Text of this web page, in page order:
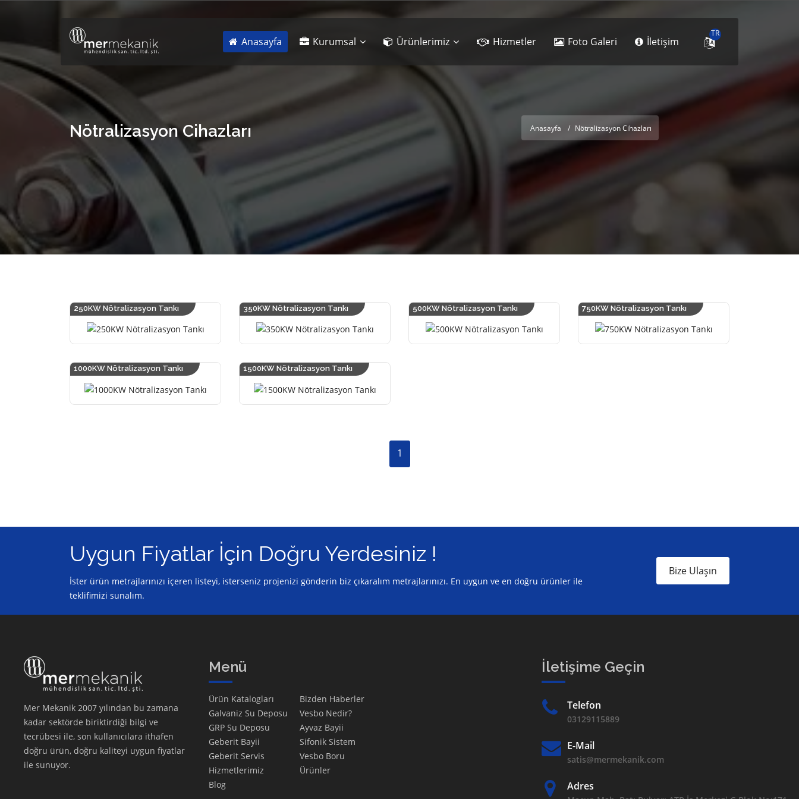
Anasayfa Kurumsal Ürünlerimiz Hizmetler Foto Galeri İletişim
TR
Nötralizasyon Cihazları Anasayfa Nötralizasyon Cihazları
250KW Nötralizasyon Tankı 350KW Nötralizasyon Tankı 500KW Nötralizasyon Tankı 750KW Nötralizasyon Tankı
1000KW Nötralizasyon Tankı 1500KW Nötralizasyon Tankı
1
Uygun Fiyatlar İçin Doğru Yerdesiniz !
İster ürün metrajlarınızı içeren listeyi, isterseniz projenizi gönderin biz çıkaralım metrajlarınızı. En uygun ve en doğru ürünler ile
teklifimizi sunalım.
Bize Ulaşın
Mer Mekanik 2007 yılından bu zamana
kadar sektörde biriktirdiği bilgi ve
tecrübesi ile, son kullanıcılara ithafen
doğru ürün, doğru kaliteyi uygun fiyatlar
ile sunuyor.
Menü
Ürün Katalogları
Bizden Haberler
Galvaniz Su Deposu
Vesbo Nedir?
GRP Su Deposu
Ayvaz Bayii
Geberit Bayii
Sifonik Sistem
Geberit Servis
Vesbo Boru
Hizmetlerimiz
Ürünler
Blog
İletişime Geçin
Telefon
03129115889
E-Mail
satis@mermekanik.com
Adres